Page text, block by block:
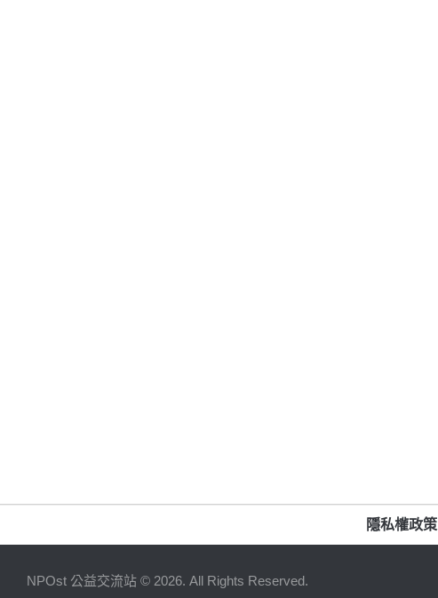
隱私權政策
NPOst 公益交流站 © 2026. All Rights Reserved.